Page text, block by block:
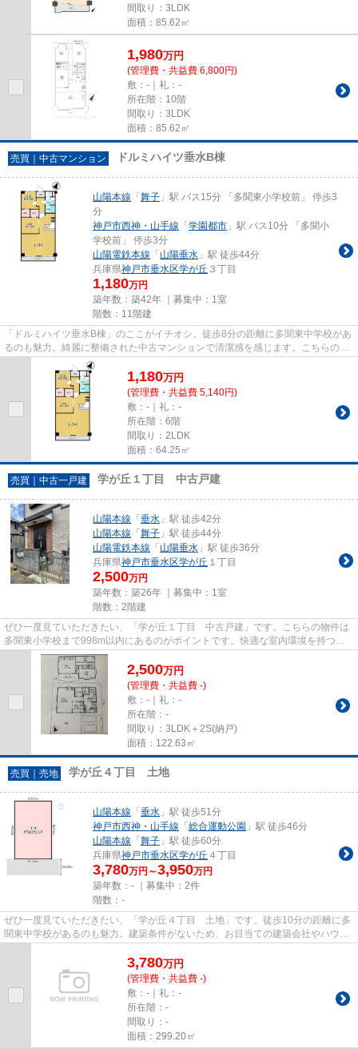
間取り：3LDK
面積：85.62㎡
1,980万円
(管理費・共益費 6,800円)
敷：-｜礼：-
所在階：10階
間取り：3LDK
面積：85.62㎡
売買｜中古マンション ドルミハイツ垂水B棟
山陽本線 「 舞子 」駅 バス15分 「多聞東小学校前」 停歩3
分
神戸市西神・山手線 「 学園都市 」駅 バス10分 「多聞小
学校前」 停歩3分
山陽電鉄本線 「 山陽垂水 」駅 徒歩44分
兵庫県神戸市垂水区学が丘 ３丁目
1,180万円
築年数：築42年 ｜募集中： 1室
階数：11階建
「ドルミハイツ垂水B棟」のここがイチオシ。徒歩8分の距離に多聞東中学校があ
るのも魅力。綺麗に整備された中古マンションで清潔感を感じます。こちらのエ
レベーター付きの物件はいか...
1,180万円
(管理費・共益費 5,140円)
敷：-｜礼：-
所在階：6階
間取り：2LDK
面積：64.25㎡
売買｜中古一戸建 学が丘１丁目 中古戸建
山陽本線 「 垂水 」駅 徒歩42分
山陽本線 「 舞子 」駅 徒歩44分
山陽電鉄本線 「 山陽垂水 」駅 徒歩36分
兵庫県神戸市垂水区学が丘 １丁目
2,500万円
築年数：築26年 ｜募集中： 1室
階数：2階建
ぜひ一度見ていただきたい、「学が丘１丁目 中古戸建」です。こちらの物件は
多聞東小学校まで998m以内にあるのがポイントです。快適な室内環境を持つ、
中古の一戸建て物件となってい...
2,500万円
(管理費・共益費 -)
敷：-｜礼：-
所在階：-
間取り：3LDK＋2S(納戸)
面積：122.63㎡
売買｜売地 学が丘４丁目 土地
山陽本線 「 垂水 」駅 徒歩51分
神戸市西神・山手線 「 総合運動公園 」駅 徒歩46分
山陽本線 「 舞子 」駅 徒歩60分
兵庫県神戸市垂水区学が丘 ４丁目
3,780万円～3,950万円
築年数：- ｜募集中： 2件
階数：-
ぜひ一度見ていただきたい、「学が丘４丁目 土地」です。徒歩10分の距離に多
聞東中学校があるのも魅力。建築条件がないため、お目当ての建築会社やハウス
3,780万円
(管理費・共益費 -)
敷：-｜礼：-
所在階：-
間取り：-
面積：299.20㎡